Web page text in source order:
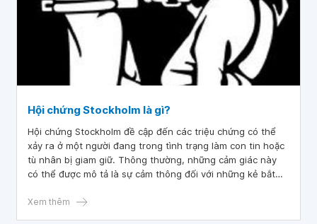
Hội chứng Stockholm là gì?
Hội chứng Stockholm đề cập đến các triệu chứng có thể
xảy ra ở một người đang trong tình trạng làm con tin hoặc
tù nhân bị giam giữ. Thông thường, những cảm giác này
có thể được mô tả là sự cảm thông đối với những kẻ bắt
giữ. Phản ứng này cũng có thể được nhận ra ở những
Xem thêm